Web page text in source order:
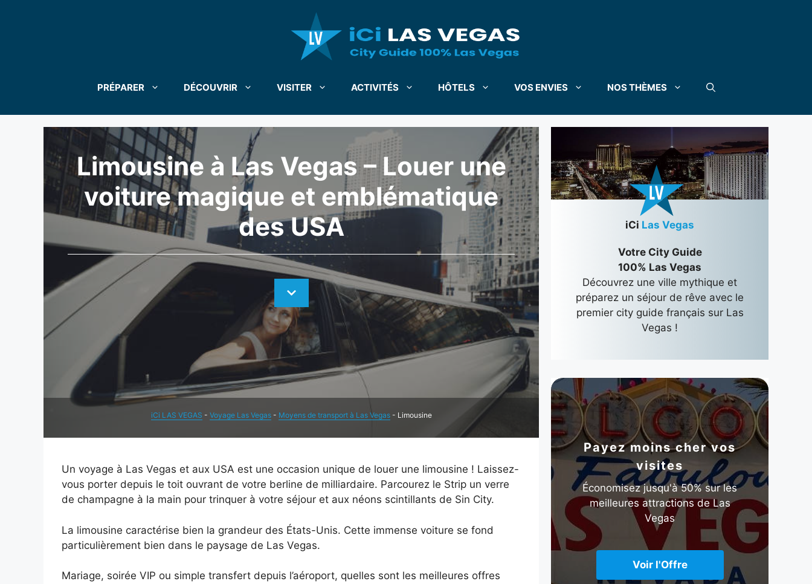
PRÉPARER DÉCOUVRIR VISITER ACTIVITÉS HÔTELS VOS ENVIES NOS THÈMES
Limousine à Las Vegas – Louer une
voiture magique et emblématique
des USA
iCi LAS VEGAS - Voyage Las Vegas- Moyens de transport à Las Vegas- Limousine
Un voyage à Las Vegas et aux USA est une occasion unique de louer une limousine ! Laissez-
vous porter depuis le toit ouvrant de votre berline de milliardaire. Parcourez le Strip un verre
de champagne à la main pour trinquer à votre séjour et aux néons scintillants de Sin City.
La limousine caractérise bien la grandeur des États-Unis. Cette immense voiture se fond
particulièrement bien dans le paysage de Las Vegas.
Mariage, soirée VIP ou simple transfert depuis l’aéroport, quelles sont les meilleures offres
iCi Las Vegas
Votre City Guide
100% Las Vegas
Découvrez une ville mythique et
préparez un séjour de rêve avec le
premier city guide français sur Las
Vegas !
Payez moins cher vos
visites
Économisez jusqu'à 50% sur les
meilleures attractions de Las
Vegas
Voir l'Offre